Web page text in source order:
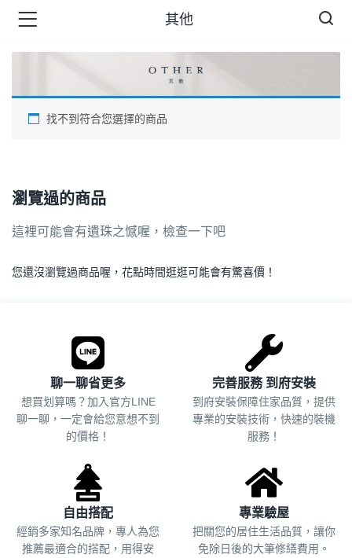
)
王 )
其他
找不到符合您選擇的商品
瀏覽過的商品
這裡可能會有遺珠之憾喔，檢查一下吧
您還沒瀏覽過商品喔，花點時間逛逛可能會有驚喜價！
聊一聊省更多
想買划算嗎？加入官方LINE
聊一聊，一定會給您意想不到
的價格！
完善服務 到府安裝
到府安裝保障住家品質，提供
專業的安裝技術，快速的裝機
服務！
自由搭配
經銷多家知名品牌，專人為您
推薦最適合的搭配，用得安
專業驗屋
把關您的居住生活品質， 讓你
免除日後的大筆修繕費用。